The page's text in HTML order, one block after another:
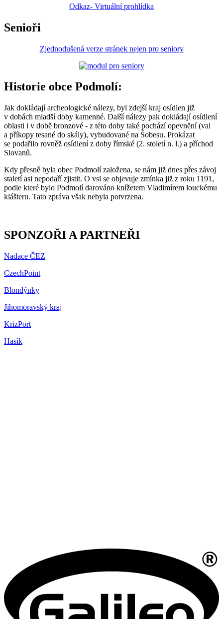
Odkaz- Virtuální prohlídka
Senioři
Zjednodušená verze stránek nejen pro seniory
Historie obce Podmolí:
Jak dokládají archeologické nálezy, byl zdejší kraj osídlen již
v dobách mladší doby kamenné. Další nálezy pak dokládají osídlení
oblasti i v době bronzové - z této doby také pochází opevnění (val
a příkopy tesané do skály), vybudované na Šobesu. Prokázat
se podařilo rovněž osídlení z doby římské (2. století n. l.) a příchod
Slovanů.
Kdy přesně byla obec Podmolí založena, se nám již dnes přes závoj
staletí asi nepodaří zjistit. O vsi se objevuje zmínka již z roku 1191,
podle které bylo Podmolí darováno knížetem Vladimírem louckému
klášteru. Tato zpráva však nebyla potvrzena.
SPONZOŘI A PARTNEŘI
Nadace ČEZ
CzechPoint
Blondýnky
Jihomoravský kraj
KrizPort
Hasík